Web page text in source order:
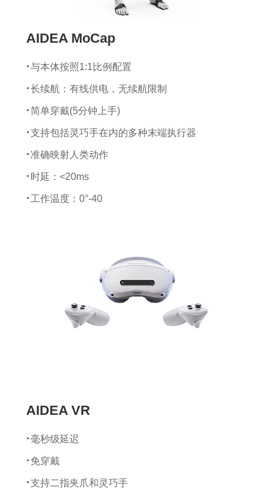
AIDEA MoCap
与本体按照1:1比例配置
长续航：有线供电，无续航限制
简单穿戴(5分钟上手)
支持包括灵巧手在内的多种末端执行器
准确映射人类动作
时延：<20ms
工作温度：0°-40
陀螺仪量程：±2000 dps
加速计量程：±8 g
最小分辨率：0.02°
静态姿态精度：Roll/Pitch 1.0°，Yaw 2
AIDEA VR
毫秒级延迟
免穿戴
支持二指夹爪和灵巧手